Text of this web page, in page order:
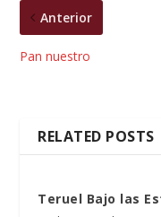
Anterior
Pan nuestro
RELATED POSTS
Teruel Bajo las